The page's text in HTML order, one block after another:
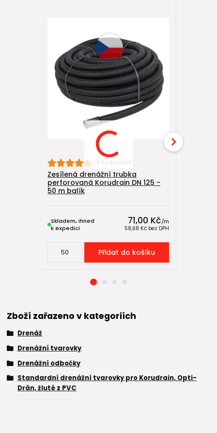
Zesílená drenážní trubka
perforovaná Korudrain DN 125 -
50 m balík
71,00 Kč/m
58,68 Kč bez DPH
Skladem, ihned
k expedici
Přidat do košíku
Zboží zařazeno v kategoriích
Drenáž
Drenážní tvarovky
Drenážní odbočky
Standardní drenážní tvarovky pro Korudrain, Opti-
Drän, žluté z PVC